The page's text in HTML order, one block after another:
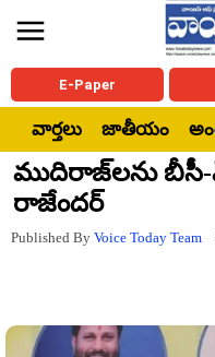
E-Paper
వార్తలు జాతీయం
ముదిరాజ్‌లను
రాజేందర్
Published By Voice Today Team